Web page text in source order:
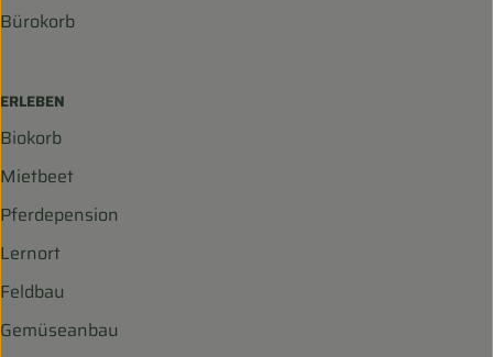
Bürokorb
ERLEBEN
Biokorb
Mietbeet
Pferdepension
Lernort
Feldbau
Gemüseanbau